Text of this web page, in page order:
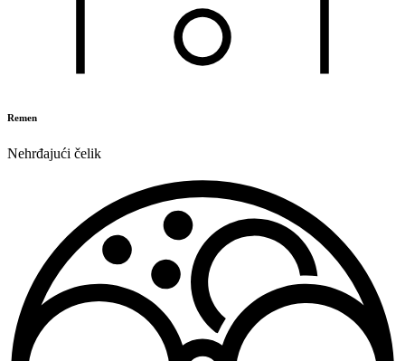
Remen
Nehrđajući čelik